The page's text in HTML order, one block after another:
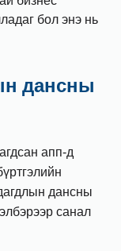
бол энэ нь
дансны
апп-д
дансны
санал